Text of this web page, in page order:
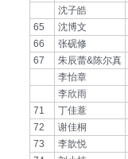
沈子皓
65
沈博文
66
张砚修
67
朱辰蕾&陈尔真
李怡章
李欣雨
71
丁佳薏
72
谢佳桐
73
李歆悦